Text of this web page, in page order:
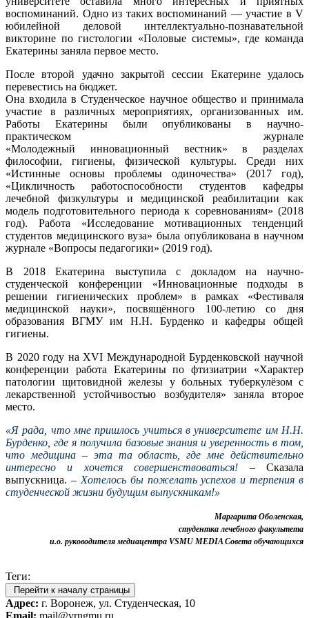
воспоминаний. Одно из таких воспоминаний — участие в V
юбилейной деловой интеллектуально-познавательной
викторине по гистологии «Половые системы», где команда
Екатерины заняла первое место.
После второй удачно закрытой сессии Екатерине удалось
перевестись на бюджет.
Она входила в Студенческое научное общество и принимала
участие в различных мероприятиях, организованных им.
Работы Екатерины были опубликованы в научно-
практическом журнале
«Молодежный инновационный вестник» в разделах
философии, гигиены, физической культуры. Среди них
«Истинные основы проблемы одиночества» (2017 год),
«Цикличность работоспособности студентов кафедры
лечебной физкультуры и медицинской реабилитации как
модель подготовительного периода к соревнованиям» (2018
год). Работа «Исследование мотивационных тенденций
студентов медицинского вуза» была опубликована в научном
журнале «Вопросы педагогики» (2019 год).
В 2018 Екатерина выступила с докладом на научно-
студенческой конференции «Инновационные подходы в
решении гигиенических проблем» в рамках «Фестиваля
медицинской науки», посвящённого 100-летию со дня
образования ВГМУ им Н.Н. Бурденко и кафедры общей
гигиены.
В 2020 году на XVI Международной Бурденковской научной
конференции работа Екатерины по фтизиатрии «Характер
патологии щитовидной железы у больных туберкулёзом с
лекарственной устойчивостью возбудителя» заняла второе
место.
«Я рада, что мне пришлось учиться в университете им Н.Н.
Бурденко, где я получила базовые знания и уверенность в том,
что медицина – эта та область, где мне действительно
интересно и хочется совершенствоваться! – Сказала
выпускница. – Хотелось бы пожелать успехов и терпения в
студенческой жизни будущим выпускникам!»
Маргарита Оболенская,
студентка лечебного факультета
и.о. руководителя медиацентра VSMU MEDIA Совета обучающихся
Теги:
Перейти к началу страницы
Адрес: г. Воронеж, ул. Студенческая, 10